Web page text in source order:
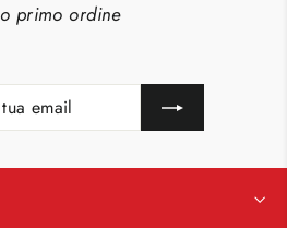
primo ordine
LA